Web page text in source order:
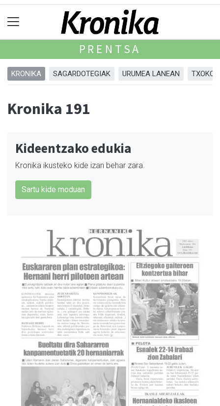
PRENTSA
KRONIKA SAGARDOTEGIAK URUMEA LANEAN
Kronika 191
Kideentzako edukia
Kronika ikusteko kide izan behar zara.
Sartu kide moduan